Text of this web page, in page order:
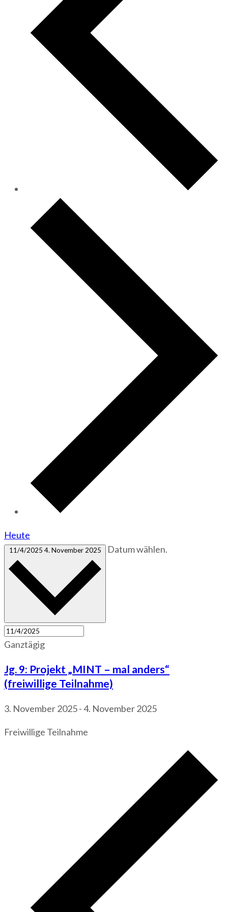
Heute
11/4/2025 4. November 2025 Datum wählen.
Ganztägig
Jg. 9: Projekt „MINT – mal anders“
(freiwillige Teilnahme)
3. November 2025-4. November 2025
Freiwillige Teilnahme